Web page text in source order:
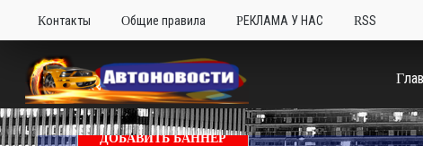
Контакты Общие правила РЕКЛАМА У НАС RSS
ДОБАВИТЬ БАННЕР